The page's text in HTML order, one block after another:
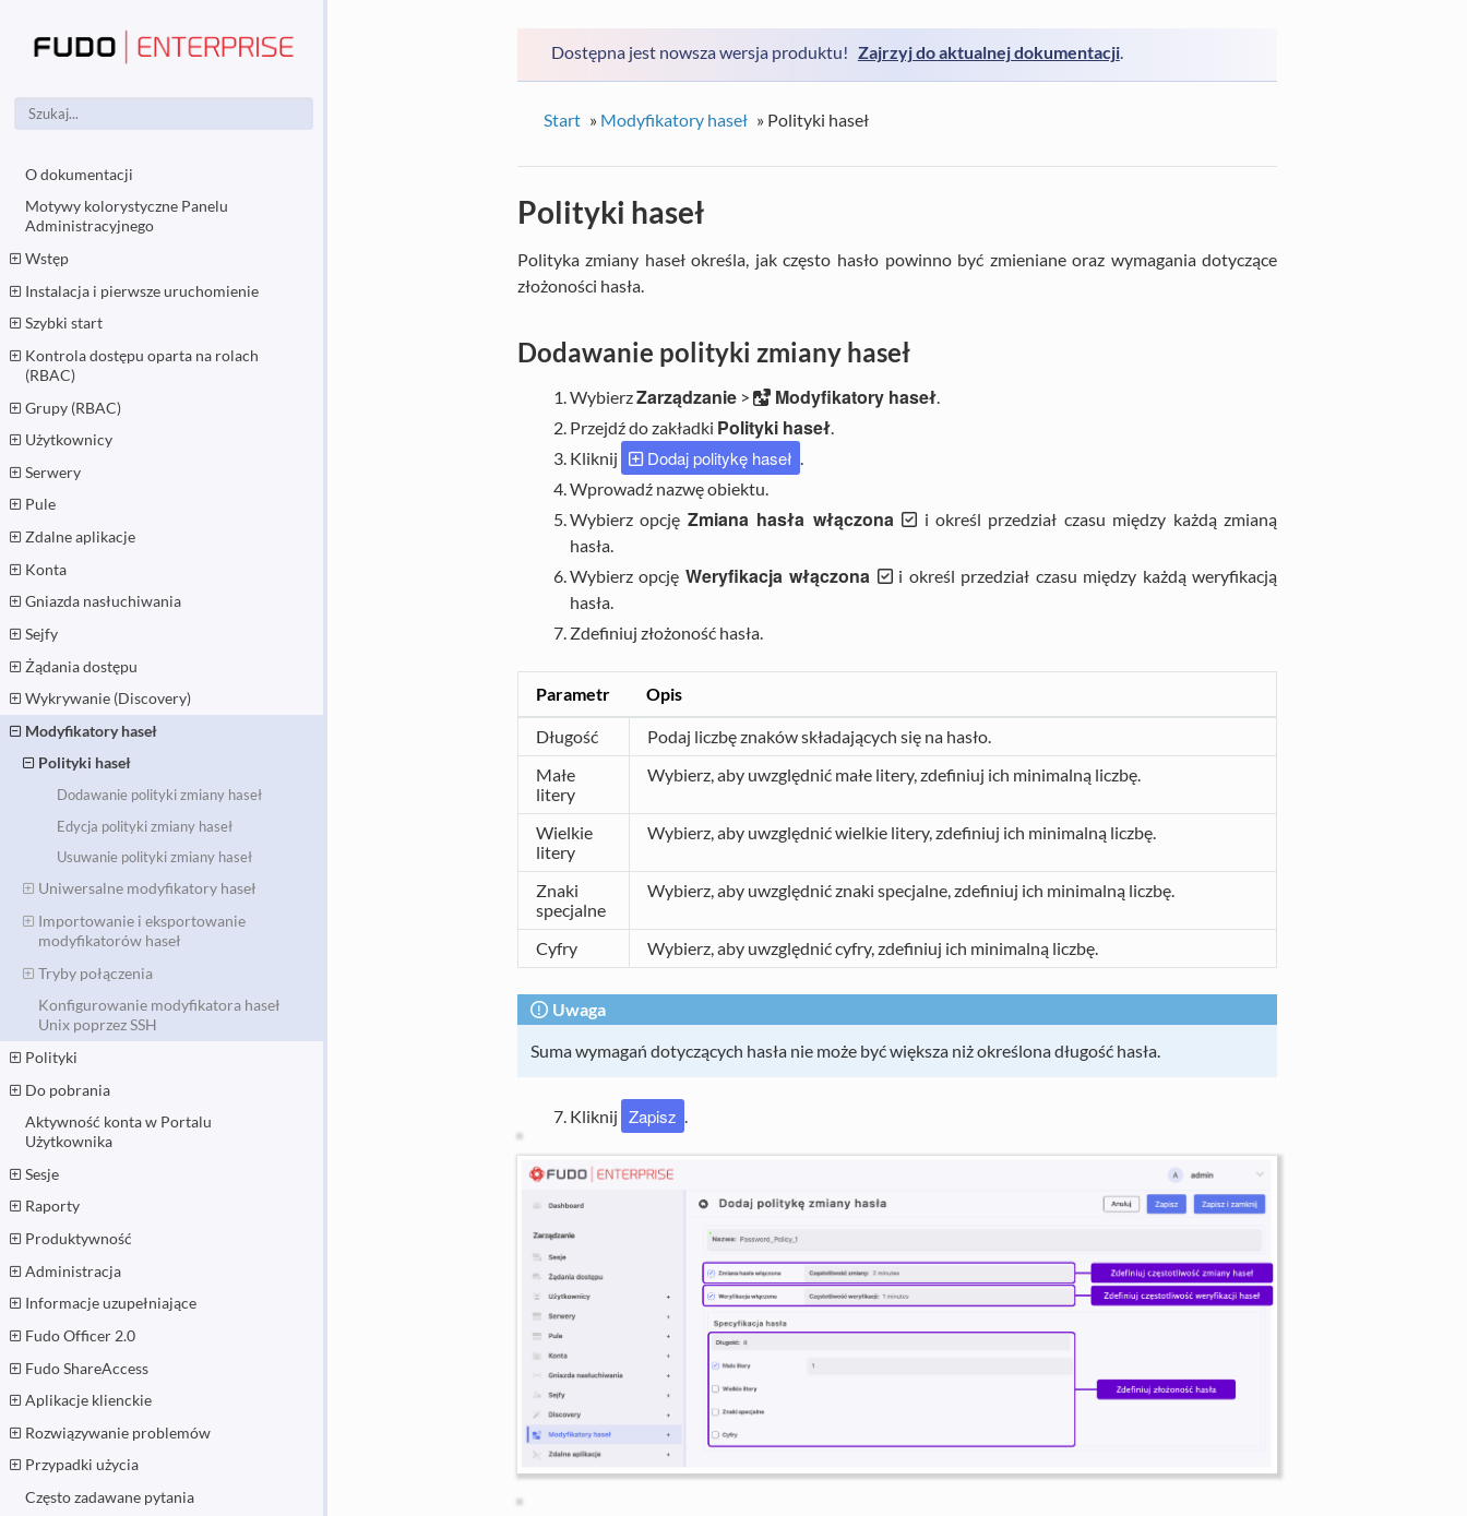
O dokumentacji
Motywy kolorystyczne Panelu
Administracyjnego
Wstęp
Instalacja i pierwsze uruchomienie
Szybki start
Kontrola dostępu oparta na rolach
(RBAC)
Grupy (RBAC)
Użytkownicy
Serwery
Pule
Zdalne aplikacje
Konta
Gniazda nasłuchiwania
Sejfy
Żądania dostępu
Wykrywanie (Discovery)
Modyfikatory haseł
Polityki haseł
Dodawanie polityki zmiany haseł
Edycja polityki zmiany haseł
Usuwanie polityki zmiany haseł
Uniwersalne modyfikatory haseł
Importowanie i eksportowanie
modyfikatorów haseł
Tryby połączenia
Konfigurowanie modyfikatora haseł
Unix poprzez SSH
Polityki
Do pobrania
Aktywność konta w Portalu
Użytkownika
Sesje
Raporty
Produktywność
Administracja
Informacje uzupełniające
Fudo Officer 2.0
Fudo ShareAccess
Aplikacje klienckie
Rozwiązywanie problemów
Przypadki użycia
Często zadawane pytania
Dostępna jest nowsza wersja produktu! Zajrzyj do aktualnej dokumentacji.
Start » Modyfikatory haseł » Polityki haseł
Polityki haseł
Polityka zmiany haseł określa, jak często hasło powinno być zmieniane oraz wymagania dotyczące
złożoności hasła.
Dodawanie polityki zmiany haseł
WybierzZarządzanie> Modyfikatory haseł.
Przejdź do zakładki Polityki haseł.
Kliknij
Dodaj politykę haseł .
Wprowadź nazwę obiektu.
Wybierz opcję Zmiana hasła włączona
i określ przedział czasu między każdą zmianą
hasła.
Wybierz opcję Weryfikacja włączona
i określ przedział czasu między każdą weryfikacją
hasła.
Zdefiniuj złożoność hasła.
Parametr Opis
Długość
Podaj liczbę znaków składających się na hasło.
Małe
litery
Wybierz, aby uwzględnić małe litery, zdefiniuj ich minimalną liczbę.
Wielkie
litery
Wybierz, aby uwzględnić wielkie litery, zdefiniuj ich minimalną liczbę.
Znaki
specjalne
Wybierz, aby uwzględnić znaki specjalne, zdefiniuj ich minimalną liczbę.
Cyfry Wybierz, aby uwzględnić cyfry, zdefiniuj ich minimalną liczbę.
Uwaga
Suma wymagań dotyczących hasła nie może być większa niż określona długość hasła.
Kliknij Zapisz .